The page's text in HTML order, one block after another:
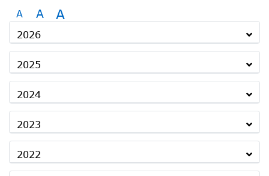
A A A
2026
2025
2024
2023
2022